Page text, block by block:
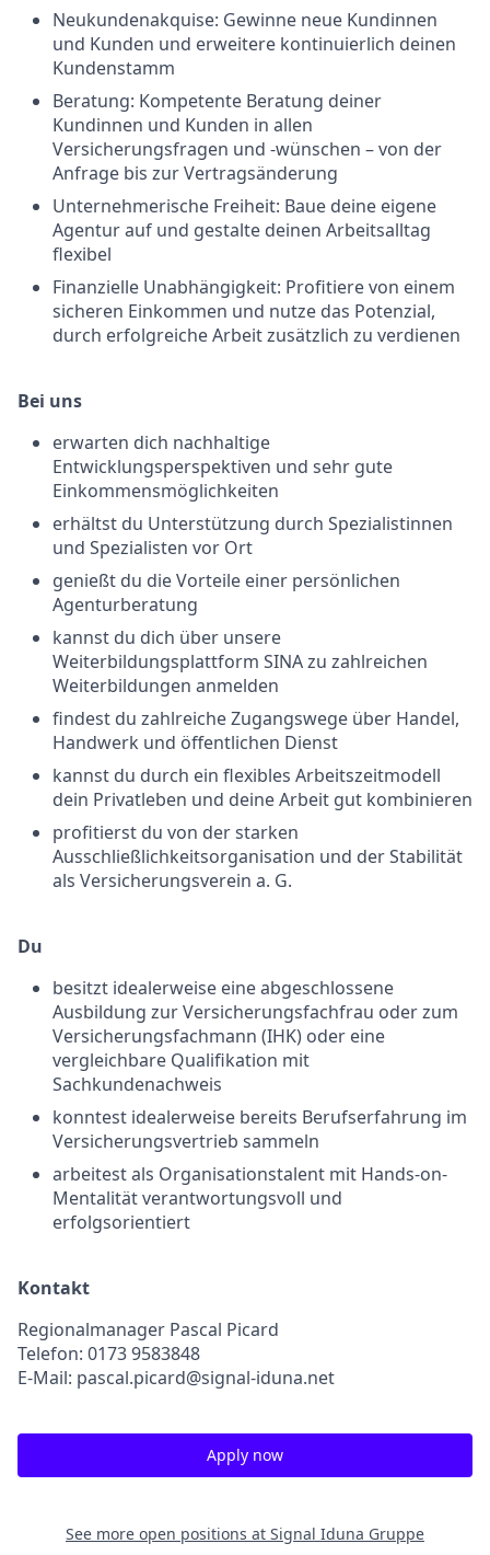
Neukundenakquise: Gewinne neue Kundinnen
und Kunden und erweitere kontinuierlich deinen
Kundenstamm
Beratung: Kompetente Beratung deiner
Kundinnen und Kunden in allen
Versicherungsfragen und -wünschen – von der
Anfrage bis zur Vertragsänderung
Unternehmerische Freiheit: Baue deine eigene
Agentur auf und gestalte deinen Arbeitsalltag
flexibel
Finanzielle Unabhängigkeit: Profitiere von einem
sicheren Einkommen und nutze das Potenzial,
durch erfolgreiche Arbeit zusätzlich zu verdienen
Bei uns
erwarten dich nachhaltige
Entwicklungsperspektiven und sehr gute
Einkommensmöglichkeiten
erhältst du Unterstützung durch Spezialistinnen
und Spezialisten vor Ort
genießt du die Vorteile einer persönlichen
Agenturberatung
kannst du dich über unsere
Weiterbildungsplattform SINA zu zahlreichen
Weiterbildungen anmelden
findest du zahlreiche Zugangswege über Handel,
Handwerk und öffentlichen Dienst
kannst du durch ein flexibles Arbeitszeitmodell
dein Privatleben und deine Arbeit gut kombinieren
profitierst du von der starken
Ausschließlichkeitsorganisation und der Stabilität
als Versicherungsverein a. G.
Du
besitzt idealerweise eine abgeschlossene
Ausbildung zur Versicherungsfachfrau oder zum
Versicherungsfachmann (IHK) oder eine
vergleichbare Qualifikation mit
Sachkundenachweis
konntest idealerweise bereits Berufserfahrung im
Versicherungsvertrieb sammeln
arbeitest als Organisationstalent mit Hands-on-
Mentalität verantwortungsvoll und
erfolgsorientiert
Kontakt
Regionalmanager Pascal Picard
Telefon: 0173 9583848
E-Mail: pascal.picard@signal-iduna.net
Apply now
See more open positions at Signal Iduna Gruppe